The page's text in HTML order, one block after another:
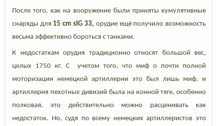
После того, как на вооружение были приняты кумулятивные
снаряды для 15 cm sIG 33,орудие ещё получило возможность
весьма эффективно бороться с танками.
К недостаткам орудия традиционно относят большой вес,
целых 1750 кг. С учетом того, что миф о почти полной
моторизации немецкой артиллерии это был лишь миф, и
артиллерия пехотных дивизий была на конной тяге, особенно
полковая, это действительно можно расценивать как
недостаток. Но, судя по всему немецких артиллеристов это